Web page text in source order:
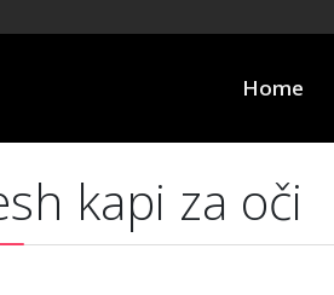
Home
kapi za oči